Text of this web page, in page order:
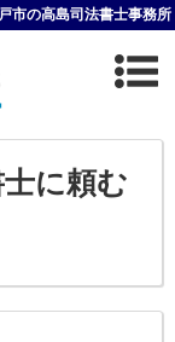
市の高島司法書士事務所
に頼む